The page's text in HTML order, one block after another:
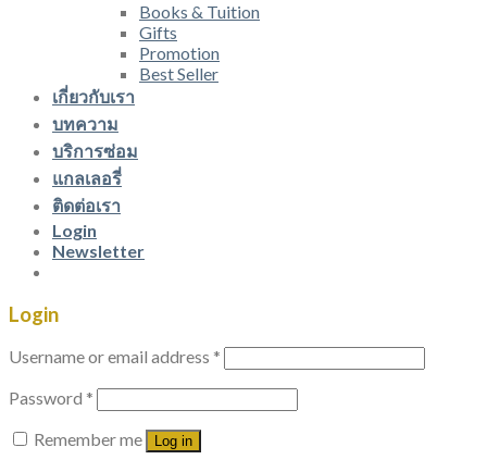
Books & Tuition
Gifts
Promotion
Best Seller
เกี่ยวกับเรา
บทความ
บริการซ่อม
แกลเลอรี่
ติดต่อเรา
Login
Newsletter
Login
Username or email address *
Password *
Remember me
Log in